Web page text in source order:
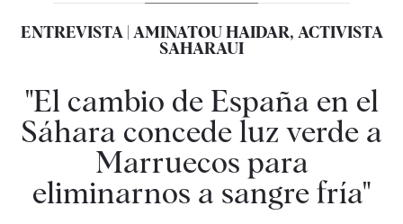
ENTREVISTA | AMINATOU HAIDAR, ACTIVISTA
SAHARAUI
"El cambio de España en el
Sáhara concede luz verde a
Marruecos para
eliminarnos a sangre fría"